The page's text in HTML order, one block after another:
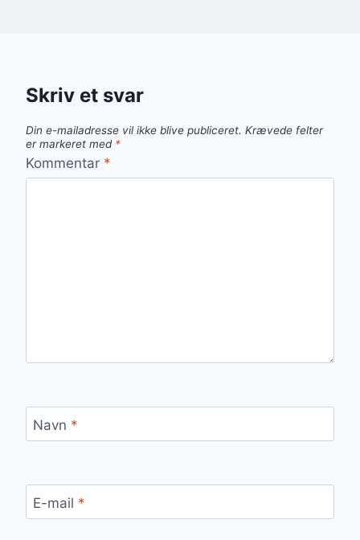
Skriv et svar
Din e-mailadresse vil ikke blive publiceret. Krævede felter
er markeret med *
Kommentar *
Navn *
E-mail *